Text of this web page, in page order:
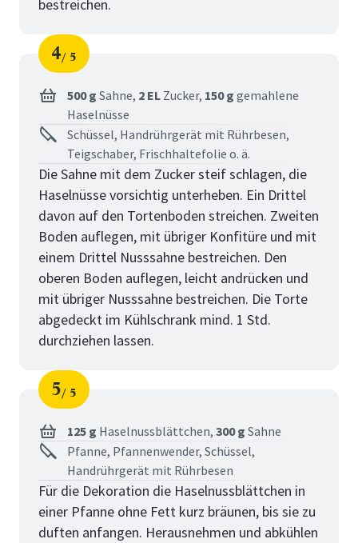
bestreichen.
Schritt
4
von
5
500 g Sahne, 2 EL Zucker, 150 g gemahlene
Haselnüsse
Schüssel, Handrührgerät mit Rührbesen,
Teigschaber, Frischhaltefolie o. ä.
Die Sahne mit dem Zucker steif schlagen, die
Haselnüsse vorsichtig unterheben. Ein Drittel
davon auf den Tortenboden streichen. Zweiten
Boden auflegen, mit übriger Konfitüre und mit
einem Drittel Nusssahne bestreichen. Den
oberen Boden auflegen, leicht andrücken und
mit übriger Nusssahne bestreichen. Die Torte
abgedeckt im Kühlschrank mind. 1 Std.
durchziehen lassen.
Schritt
5
von
5
125 g Haselnussblättchen, 300 g Sahne
Pfanne, Pfannenwender, Schüssel,
Handrührgerät mit Rührbesen
Für die Dekoration die Haselnussblättchen in
einer Pfanne ohne Fett kurz bräunen, bis sie zu
duften anfangen. Herausnehmen und abkühlen